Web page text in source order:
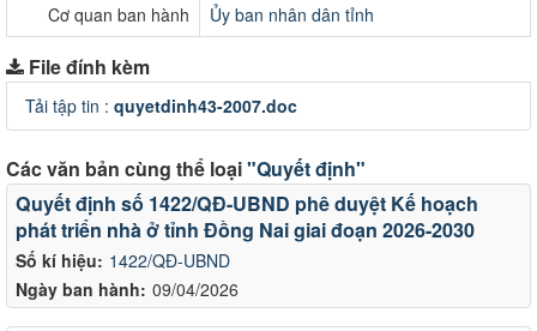
Cơ quan ban hành
Ủy ban nhân dân tỉnh
File đính kèm
Tải tập tin : quyetdinh43-2007.doc
Các văn bản cùng thể loại"Quyết định"
Số kí hiệu: 1422/QĐ-UBND
Ngày ban hành: 09/04/2026
Quyết định số 1422/QĐ-UBND phê duyệt Kế hoạch
phát triển nhà ở tỉnh Đồng Nai giai đoạn 2026-2030